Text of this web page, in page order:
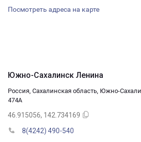
Посмотреть адреса на карте
Южно-Сахалинск Ленина
Россия, Сахалинская область, Южно-
474А
46.915056, 142.734169
8(4242) 490-540